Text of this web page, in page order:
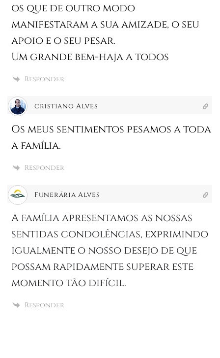
os que de outro modo
manifestaram a sua amizade, o seu
apoio e o seu pesar.
Um grande bem-haja a todos
Responder
cristiano Alves
Os meus sentimentos pesamos a toda
a família.
Responder
Funerária Alves
A família apresentamos as nossas
sentidas condolências, exprimindo
igualmente o nosso desejo de que
possam rapidamente superar este
momento tão difícil.
Responder